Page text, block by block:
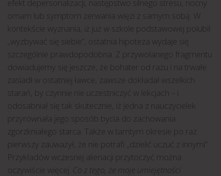
efekt depersonalizacji, następstwo silnego stresu, nocny
omam lub symptom zerwania więzi z samym sobą. W
kontekście wyznania, iż już w szkole podstawowej polubił
„wyzbywać się siebie”, ostatnia hipoteza wydaje się
szczególnie prawdopodobna. Z przywołanego fragmentu
dowiadujemy się jeszcze, że bohater od razu i na trwałe
zasiadł w ostatniej ławce, zawsze dokładał wszelkich
starań, by czynnie nie uczestniczyć w lekcjach – i
odosabniał się tak skutecznie, iż jedna z nauczycielek
przyrównała jego sposób bycia do zachowania
zgorzkniałego starca. Także w tamtym okresie po raz
pierwszy zauważył, że nie potrafi „dzielić uczuć z innymi”.
Przykładów wczesnej alienacji przytoczyć można
oczywiście więcej: Co z tego, że moje umiejętności